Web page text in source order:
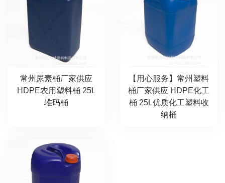
常州尿素桶厂家供应
HDPE农用塑料桶 25L
堆码桶
【用心服务】常州塑料
桶厂家供应 HDPE化工
桶 25L优质化工塑料收
纳桶